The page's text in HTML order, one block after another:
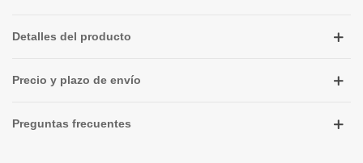
Detalles del producto
Precio y plazo de envío
Preguntas frecuentes